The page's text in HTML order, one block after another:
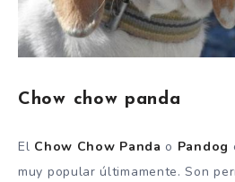
Chow chow panda
El Chow Chow Panda o Pandog
muy popular últimamente. Son